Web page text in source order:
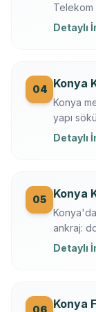
Telekom
Detaylı
04 Konya
Konya
yapı
kısmi
Detaylı
05 Konya
ankraj:
Detaylı
06 Konya